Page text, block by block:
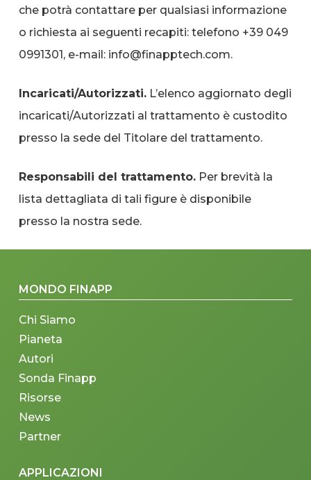
che potrà contattare per qualsiasi informazione
o richiesta ai seguenti recapiti: telefono +39 049
0991301, e-mail: info@finapptech.com.
Incaricati/Autorizzati.L’elenco aggiornato degli
incaricati/Autorizzati al trattamento è custodito
presso la sede del Titolare del trattamento.
Responsabili del trattamento.Per brevità la
lista dettagliata di tali figure è disponibile
presso la nostra sede.
MONDO FINAPP
Chi Siamo
Pianeta
Autori
Sonda Finapp
Risorse
News
Partner
APPLICAZIONI